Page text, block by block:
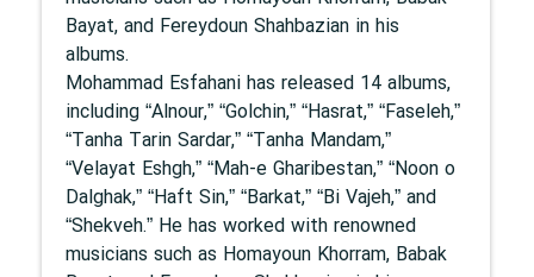
Bayat, and Fereydoun Shahbazian in his
albums.
Mohammad Esfahani has released 14 albums,
including “Alnour,” “Golchin,” “Hasrat,” “Faseleh,”
“Tanha Tarin Sardar,” “Tanha Mandam,”
“Velayat Eshgh,” “Mah-e Gharibestan,” “Noon o
Dalghak,” “Haft Sin,” “Barkat,” “Bi Vajeh,” and
“Shekveh.” He has worked with renowned
musicians such as Homayoun Khorram, Babak